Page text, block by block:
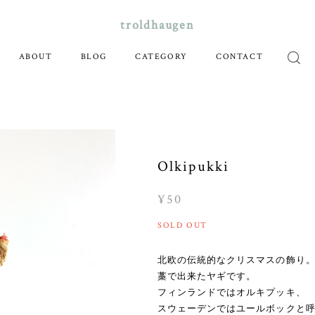
troldhaugen
ABOUT BLOG CATEGORY CONTACT
Olkipukki
¥50
SOLD OUT
北欧の伝統的なクリスマスの飾り。
藁で出来たヤギです。
フィンランドではオルキプッキ、
スウェーデンではユールボックと呼